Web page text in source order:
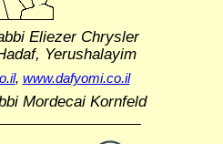
Eliezer Chrysler
Yerushalayim
, www.dafyomi.co.il
Mordecai Kornfeld